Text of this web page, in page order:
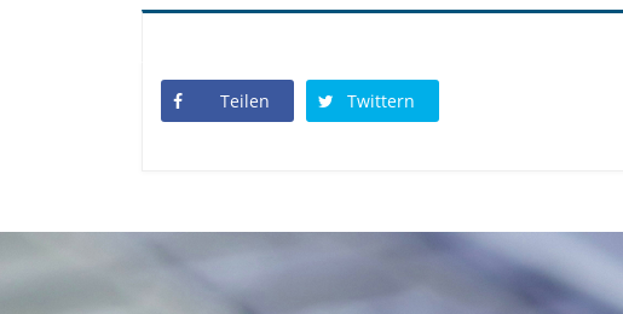
Teilen Twittern